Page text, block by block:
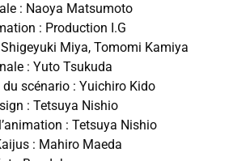
: Naoya Matsumoto
: Production I.G
Miya, Tomomi Kamiya
: Yuto Tsukuda
scénario : Yuichiro Kido
: Tetsuya Nishio
: Tetsuya Nishio
: Mahiro Maeda